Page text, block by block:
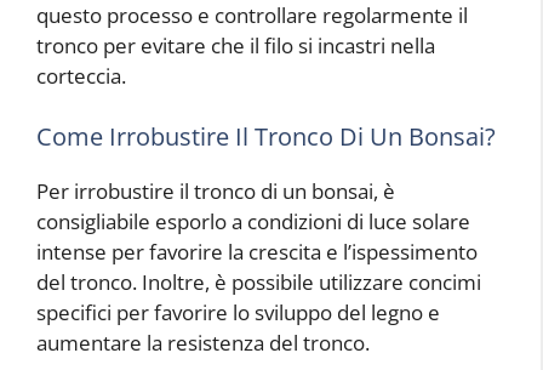
questo processo e controllare regolarmente il
tronco per evitare che il filo si incastri nella
corteccia.
Come Irrobustire Il Tronco Di Un Bonsai?
Per irrobustire il tronco di un bonsai, è
consigliabile esporlo a condizioni di luce solare
intense per favorire la crescita e l’ispessimento
del tronco. Inoltre, è possibile utilizzare concimi
specifici per favorire lo sviluppo del legno e
aumentare la resistenza del tronco.